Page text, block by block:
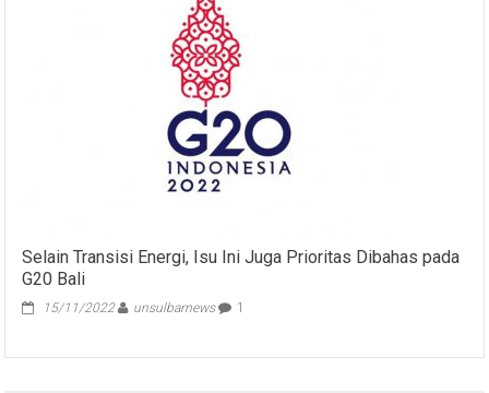
Selain Transisi Energi, Isu Ini Juga Prioritas Dibahas pada
G20 Bali
15/11/2022 unsulbarnews 1